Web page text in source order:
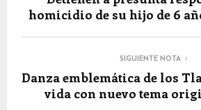
homicidio de su hijo de 6
SIGUIENTE NOTA
Danza emblemática de los
vida con nuevo tema